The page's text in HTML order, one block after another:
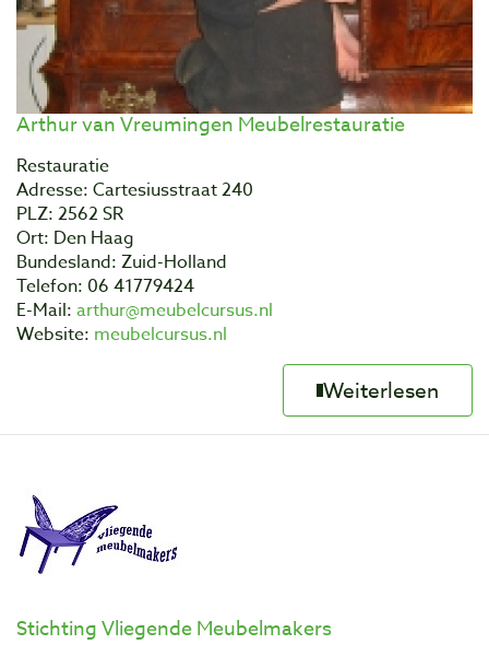
Arthur van Vreumingen Meubelrestauratie
Restauratie
Adresse: Cartesiusstraat 240
PLZ: 2562 SR
Ort: Den Haag
Bundesland: Zuid-Holland
Telefon: 06 41779424
E-Mail: arthur@meubelcursus.nl
Website: meubelcursus.nl
Weiterlesen
Stichting Vliegende Meubelmakers